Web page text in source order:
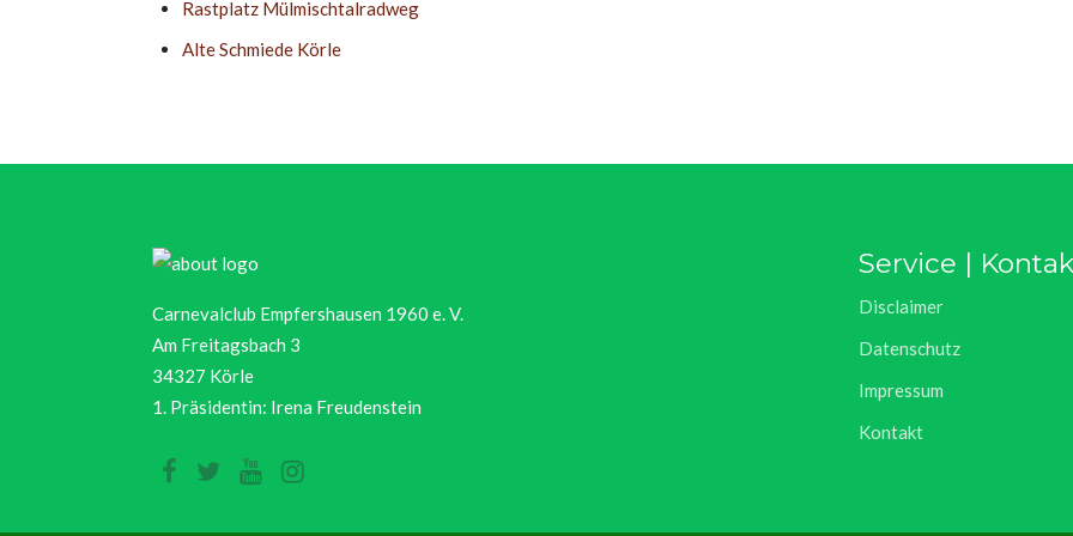
Rastplatz Mülmischtalradweg
Alte Schmiede Körle
Carnevalclub Empfershausen 1960 e. V.
Am Freitagsbach 3
34327 Körle
1. Präsidentin: Irena Freudenstein
Service |
Disclaimer
Datenschutz
Impressum
Kontakt